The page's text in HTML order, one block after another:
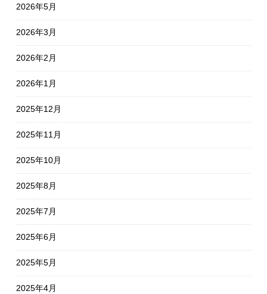
2026年5月
2026年3月
2026年2月
2026年1月
2025年12月
2025年11月
2025年10月
2025年8月
2025年7月
2025年6月
2025年5月
2025年4月